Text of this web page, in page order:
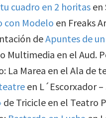
cuadro en 2 horitas en
con Modelo en Freaks
deApuntes de
Multimedia en el Aud.
La Marea en el Ala
en L´Escorxador –
de Tricicle en el Teatro